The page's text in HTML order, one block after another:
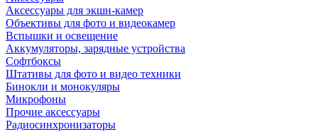
Аксессуары для экшн-камер
Объективы для фото и видеокамер
Вспышки и освещение
Аккумуляторы, зарядные устройства
Софтбоксы
Штативы для фото и видео техники
Бинокли и монокуляры
Микрофоны
Прочие аксессуары
Радиосинхронизаторы